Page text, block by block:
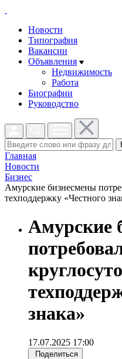
Новости
Типография
Вакансии
Объявления
Недвижимость
Работа
Биографии
Руководство
Главная
Новости
Бизнес
Амурские бизнесмены
техподдержку «Честного
Амурские
знака»
17.07.2025 17:00
Поделиться